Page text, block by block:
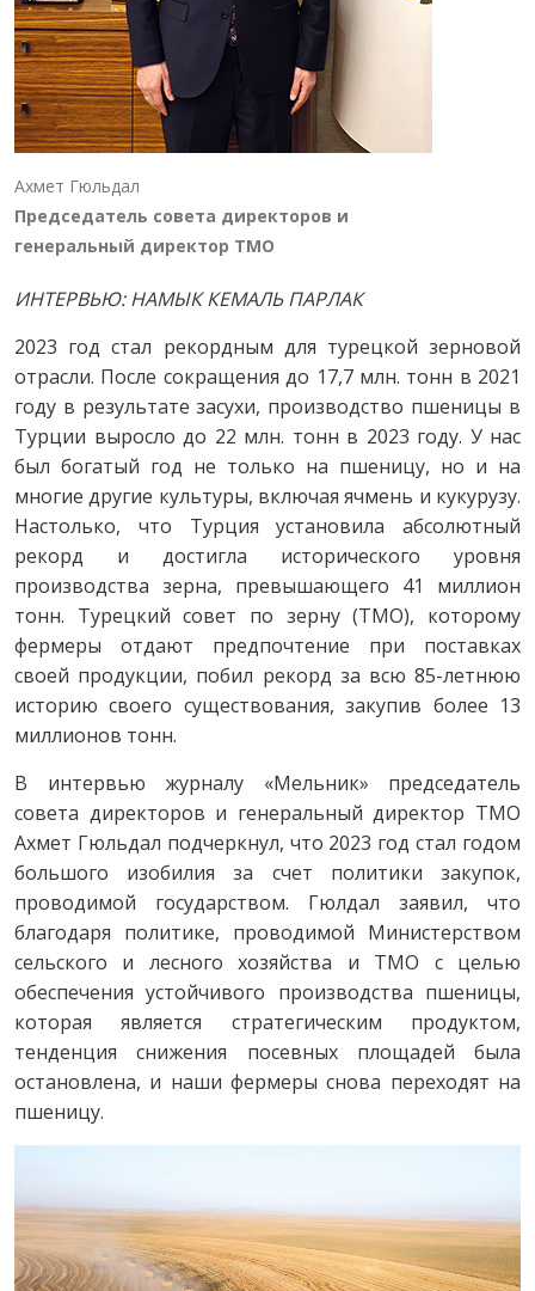
Ахмет Гюльдал
Председатель совета директоров и
генеральный директор TMO
ИНТЕРВЬЮ: НАМЫК КЕМАЛЬ ПАРЛАК
2023 год стал рекордным для турецкой зерновой
отрасли. После сокращения до 17,7 млн. тонн в 2021
году в результате засухи, производство пшеницы в
Турции выросло до 22 млн. тонн в 2023 году. У нас
был богатый год не только на пшеницу, но и на
многие другие культуры, включая ячмень и кукурузу.
Настолько, что Турция установила абсолютный
рекорд и достигла исторического уровня
производства зерна, превышающего 41 миллион
тонн. Турецкий совет по зерну (TMO), которому
фермеры отдают предпочтение при поставках
своей продукции, побил рекорд за всю 85-летнюю
историю своего существования, закупив более 13
миллионов тонн.
В интервью журналу «Мельник» председатель
совета директоров и генеральный директор TMO
Ахмет Гюльдал подчеркнул, что 2023 год стал годом
большого изобилия за счет политики закупок,
проводимой государством. Гюлдал заявил, что
благодаря политике, проводимой Министерством
сельского и лесного хозяйства и TMO с целью
обеспечения устойчивого производства пшеницы,
которая является стратегическим продуктом,
тенденция снижения посевных площадей была
остановлена, и наши фермеры снова переходят на
пшеницу.